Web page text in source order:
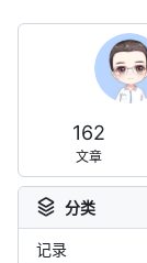
162
文章
分类
记录